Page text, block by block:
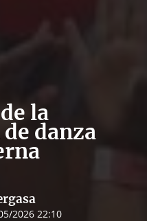
la
danza
2026 22:10